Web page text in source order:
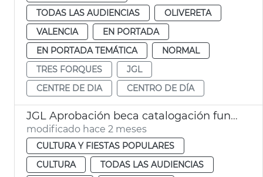
TODAS LAS AUDIENCIAS
OLIVERETA
VALENCIA
EN PORTADA
EN PORTADA TEMÁTICA
NORMAL
TRES FORQUES
JGL
CENTRE DE DIA
CENTRO DE DÍA
JGL Aprobación beca catalogación fundes Hemeroteca y Biblioteca Histórica València
modificado hace 2 meses
CULTURA Y FIESTAS POPULARES
CULTURA
TODAS LAS AUDIENCIAS